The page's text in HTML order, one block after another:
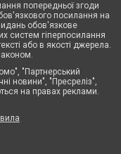
попередньої згоди
посилання на
обов'язкове
систем гіперпосилання
або в якості джерела.
"Партнерський
новини", "Пресреліз",
на правах реклами.